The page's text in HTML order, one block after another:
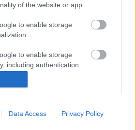
of the website or app.
to enable storage
to enable storage
including authentication
Data Access Privacy Policy
a postaládákba költöző
az eső a Duna